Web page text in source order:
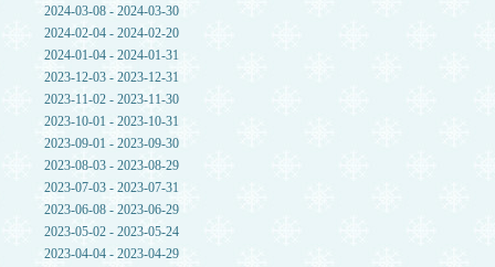
2024-03-08 - 2024-03-30
2024-02-04 - 2024-02-20
2024-01-04 - 2024-01-31
2023-12-03 - 2023-12-31
2023-11-02 - 2023-11-30
2023-10-01 - 2023-10-31
2023-09-01 - 2023-09-30
2023-08-03 - 2023-08-29
2023-07-03 - 2023-07-31
2023-06-08 - 2023-06-29
2023-05-02 - 2023-05-24
2023-04-04 - 2023-04-29